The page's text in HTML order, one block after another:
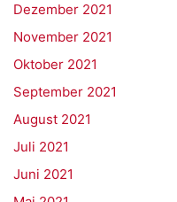
Dezember 2021
November 2021
Oktober 2021
September 2021
August 2021
Juli 2021
Juni 2021